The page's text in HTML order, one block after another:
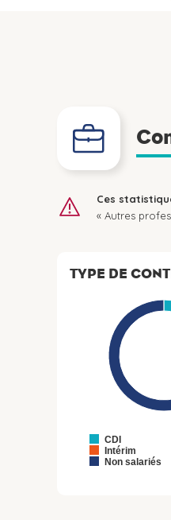
Ces
« Autres
TYPE DE
CDI
Intérim
Non salariés